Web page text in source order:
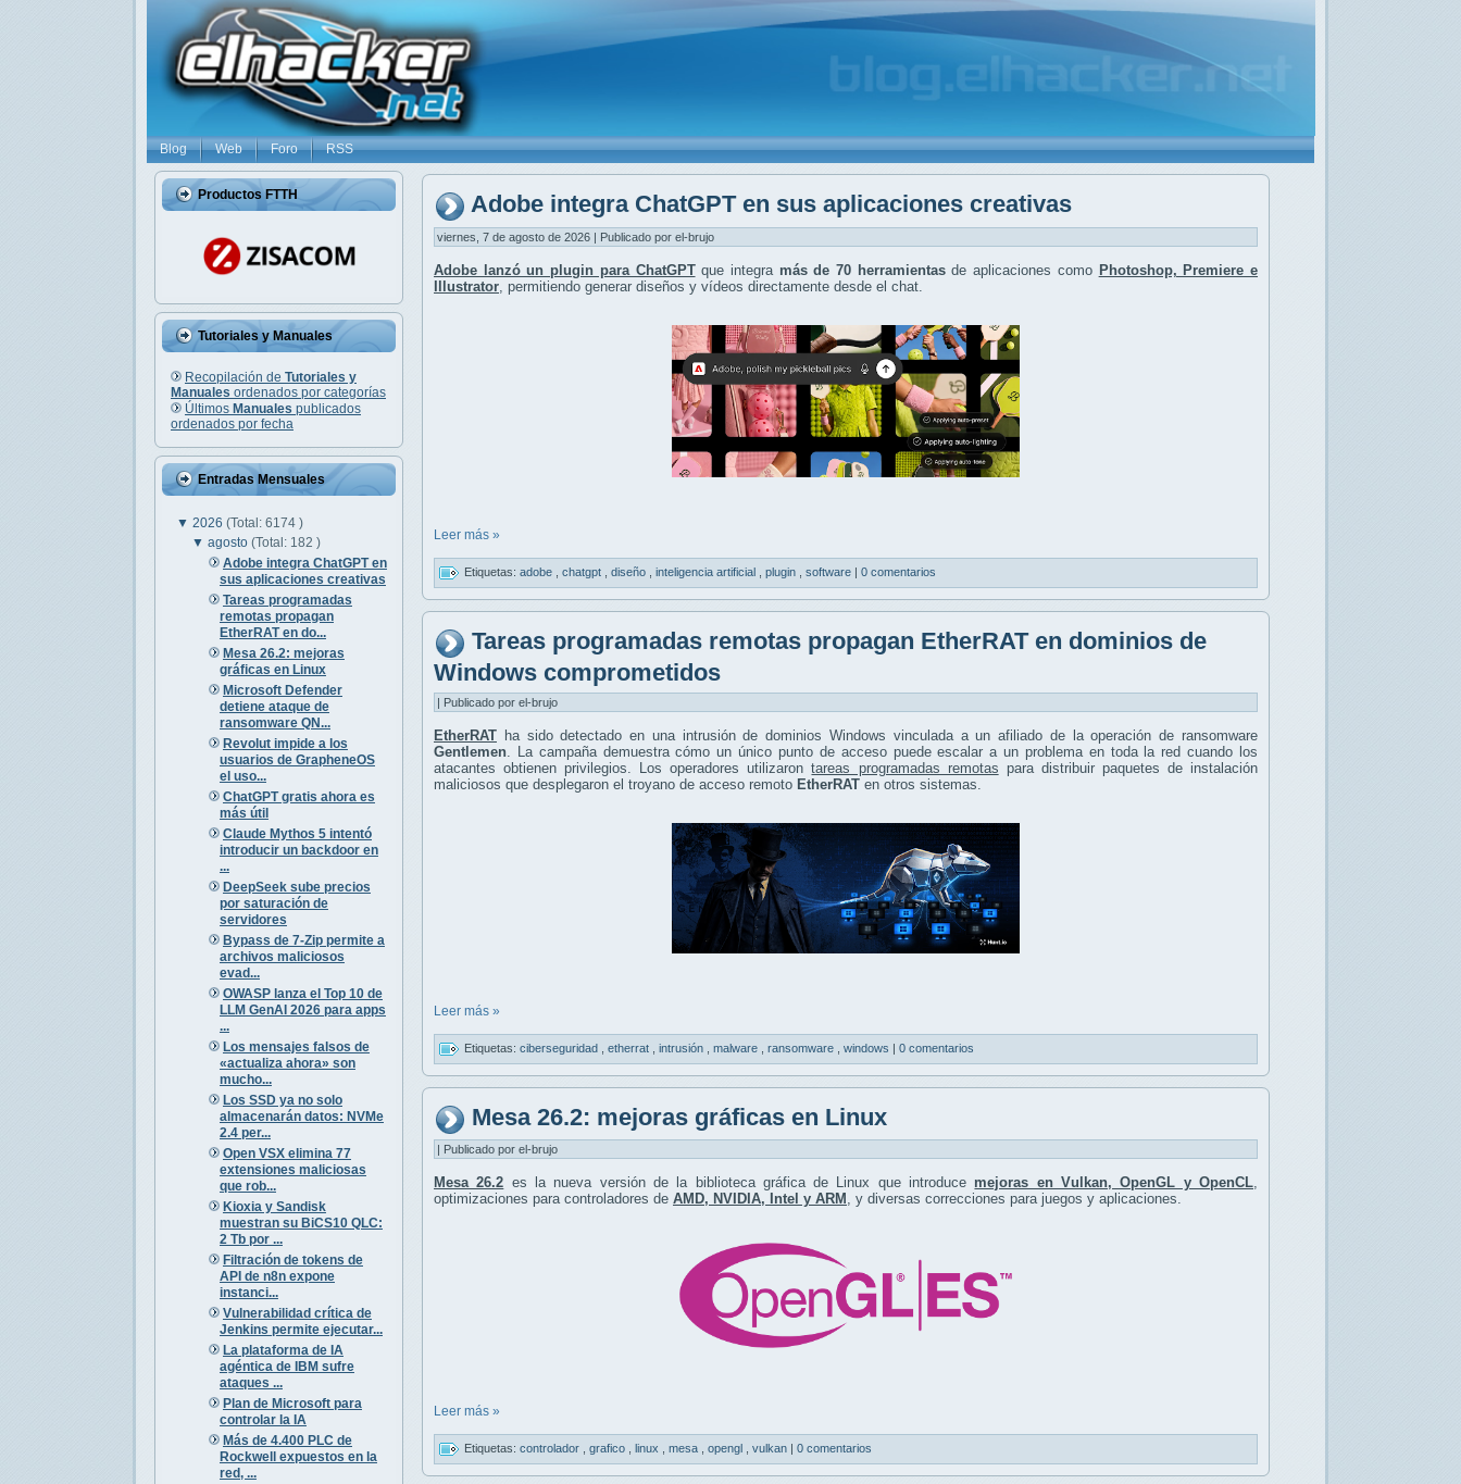
Blog Web Foro RSS
Productos FTTH
Tutoriales y Manuales
Recopilación de Tutoriales y
Manuales ordenados por categorías
Últimos Manuales publicados
ordenados por fecha
Entradas Mensuales
▼ 2026 (Total: 6174 )
▼agosto(Total: 182 )
Adobe integra ChatGPT en
sus aplicaciones creativas
Tareas programadas
remotas propagan
EtherRAT en do...
Mesa 26.2: mejoras
gráficas en Linux
Microsoft Defender
detiene ataque de
ransomware QN...
Revolut impide a los
usuarios de GrapheneOS
el uso...
ChatGPT gratis ahora es
más útil
Claude Mythos 5 intentó
introducir un backdoor en
...
DeepSeek sube precios
por saturación de
servidores
Bypass de 7-Zip permite a
archivos maliciosos
evad...
OWASP lanza el Top 10 de
LLM GenAI 2026 para apps
...
Los mensajes falsos de
«actualiza ahora» son
mucho...
Los SSD ya no solo
almacenarán datos: NVMe
2.4 per...
Open VSX elimina 77
extensiones maliciosas
que rob...
Kioxia y Sandisk
muestran su BiCS10 QLC:
2 Tb por ...
Filtración de tokens de
API de n8n expone
instanci...
Vulnerabilidad crítica de
Jenkins permite ejecutar...
La plataforma de IA
agéntica de IBM sufre
ataques ...
Plan de Microsoft para
controlar la IA
Más de 4.400 PLC de
Rockwell expuestos en la
red, ...
Adobe integra ChatGPT en sus aplicaciones creativas
viernes, 7 de agosto de 2026 | Publicado por el-brujo
Adobe lanzó un plugin para ChatGPTque integra más de 70 herramientasde aplicaciones como Photoshop, Premiere e
Illustrator , permitiendo generar diseños y vídeos directamente desde el chat.
Leer más »
Etiquetas: adobe chatgpt diseño inteligencia artificial plugin software | 0 comentarios
Tareas programadas remotas propagan EtherRAT en dominios de
Windows comprometidos
| Publicado por el-brujo
EtherRAT ha sido detectado en una intrusión de dominios Windows vinculada a un afiliado de la operación de ransomware
Gentlemen . La campaña demuestra cómo un único punto de acceso puede escalar a un problema en toda la red cuando los
atacantes obtienen privilegios. Los operadores utilizarontareas programadas remotas para distribuir paquetes de instalación
maliciosos que desplegaron el troyano de acceso remoto EtherRAT en otros sistemas.
Leer más »
Etiquetas: ciberseguridad etherrat intrusión malware ransomware windows | 0 comentarios
Mesa 26.2: mejoras gráficas en Linux
| Publicado por el-brujo
Mesa 26.2 es la nueva versión de la biblioteca gráfica de Linux que introduce mejoras en Vulkan, OpenGL y OpenCL,
optimizaciones para controladores de AMD, NVIDIA, Intel y ARM , y diversas correcciones para juegos y aplicaciones.
Leer más »
Etiquetas: controlador grafico linux mesa opengl vulkan 0 comentarios